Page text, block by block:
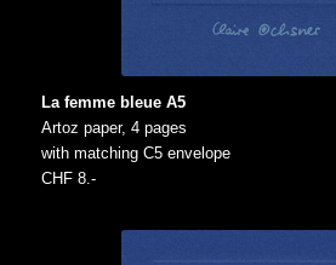
La femme bleue A5
Artoz paper, 4 pages
with matching C5 envelope
CHF 8.-